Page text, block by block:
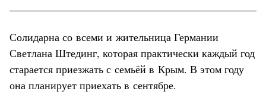
Солидарна со всеми и жительница Германии
Светлана Штединг, которая практически каждый год
старается приезжать с семьёй в Крым. В этом году
она планирует приехать в сентябре.